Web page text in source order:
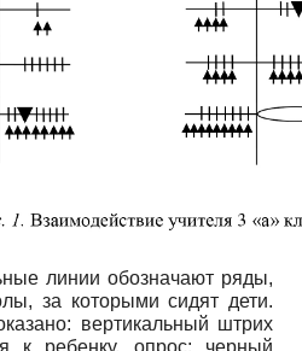
линии обозначают ряды,
за которыми сидят дети.
вертикальный штрих
к ребенку, опрос; черный